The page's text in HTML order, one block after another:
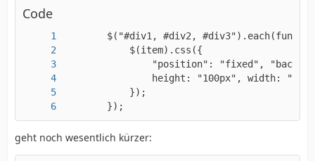
Code
        });
geht noch wesentlich kürzer: